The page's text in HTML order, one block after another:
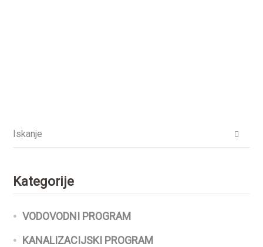
Kategorije
VODOVODNI PROGRAM
KANALIZACIJSKI PROGRAM